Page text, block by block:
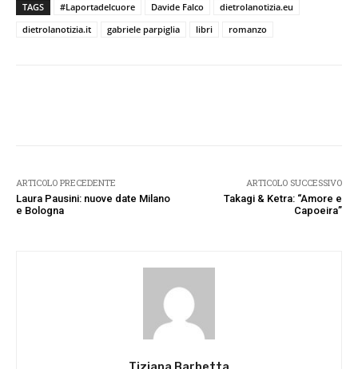
TAGS #Laportadelcuore Davide Falco
dietrolanotizia.eu
dietrolanotizia.it
gabriele parpiglia libri romanzo
ARTICOLO PRECEDENTE
Laura Pausini: nuove date Milano
e Bologna
ARTICOLO SUCCESSIVO
Takagi & Ketra: “Amore e
Capoeira”